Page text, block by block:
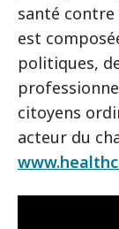
santé contre
est
politiques,
citoyens
acteur du